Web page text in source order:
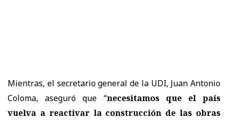
Mientras, el secretario general de la UDI, Juan Antonio
Coloma, aseguró que “necesitamos que el país
vuelva a reactivar la construcción de las obras